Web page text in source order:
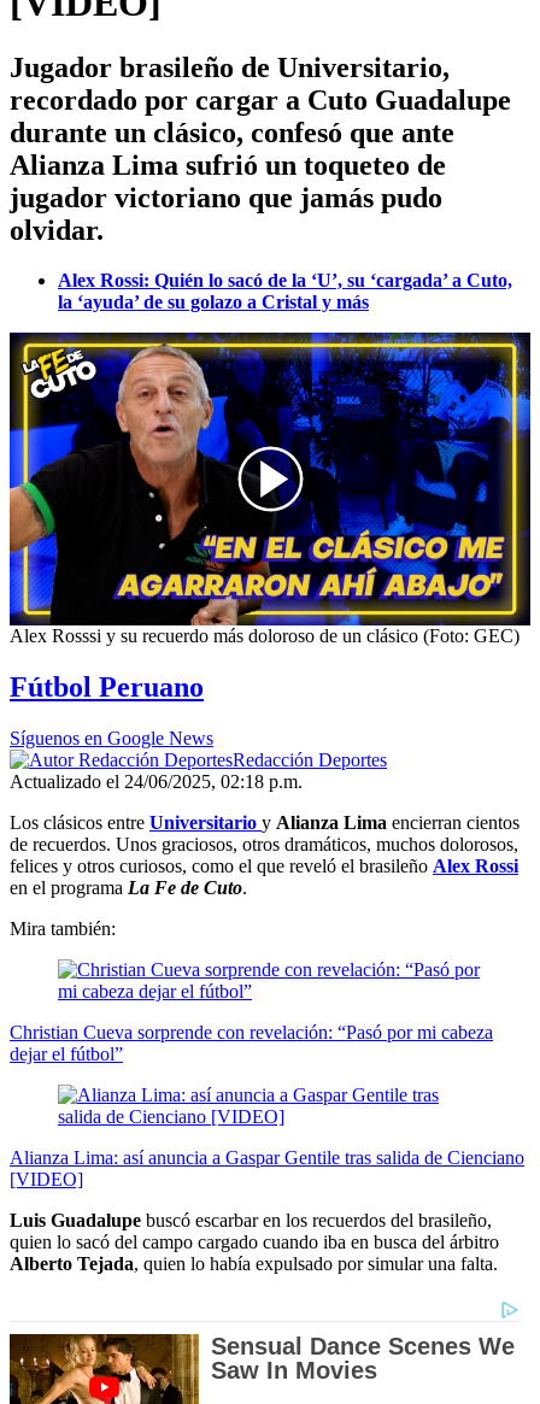
Jugador brasileño de Universitario,
recordado por cargar a Cuto Guadalupe
durante un clásico, confesó que ante
Alianza Lima sufrió un toqueteo de
jugador victoriano que jamás pudo
olvidar.
Alex Rossi: Quién lo sacó de la ‘U’, su ‘cargada’ a Cuto,
la ‘ayuda’ de su golazo a Cristal y más
00:00/02:06
Alex Rosssi y su recuerdo más doloroso de un clásico (Foto: GEC)
Fútbol Peruano
Síguenos en Google News
Redacción Deportes
Actualizado el 24/06/2025, 02:18 p.m.
Los clásicos entre Universitario y Alianza Lima encierran cientos
de recuerdos. Unos graciosos, otros dramáticos, muchos dolorosos,
felices y otros curiosos, como el que reveló el brasileño Alex Rossi
en el programa La Fe de Cuto.
Mira también:
Christian Cueva sorprende con revelación: “Pasó por mi cabeza
dejar el fútbol”
Alianza Lima: así anuncia a Gaspar Gentile tras salida de Cienciano
[VIDEO]
Luis Guadalupe buscó escarbar en los recuerdos del brasileño,
quien lo sacó del campo cargado cuando iba en busca del árbitro
Alberto Tejada, quien lo había expulsado por simular una falta.